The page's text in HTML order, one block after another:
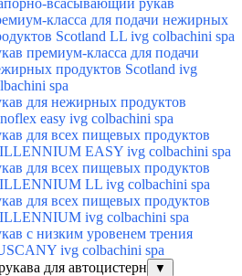
класса для подачи нежирных
Scotland LL ivg colbachini spa
премиум-класса для подачи
продуктов Scotland ivg
spa
для нежирных продуктов
easy ivg colbachini spa
для всех пищевых продуктов
EASY ivg colbachini spa
для всех пищевых продуктов
LL ivg colbachini spa
для всех пищевых продуктов
ivg colbachini spa
с низким уровенем трения
ivg colbachini spa
для автоцистерн
▼